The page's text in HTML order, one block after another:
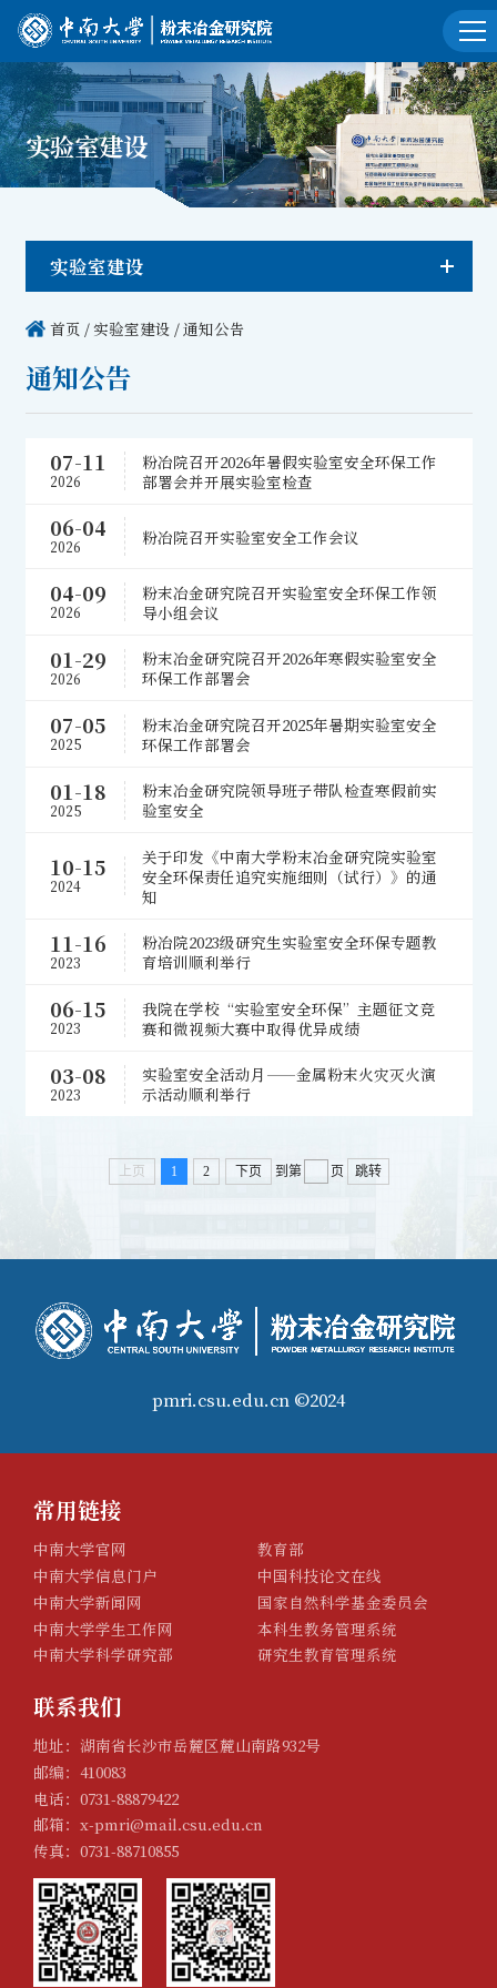
实验室建设
实验室建设
通知公告
首页 / 实验室建设 /通知公告
07-11
2026
粉冶院召开2026年暑假实验室安全环保工作
部署会并开展实验室检查
06-04
2026 粉冶院召开实验室安全工作会议
04-09
2026
粉末冶金研究院召开实验室安全环保工作领
导小组会议
01-29
2026
粉末冶金研究院召开2026年寒假实验室安全
环保工作部署会
07-05
2025
粉末冶金研究院召开2025年暑期实验室安全
环保工作部署会
01-18
2025
粉末冶金研究院领导班子带队检查寒假前实
验室安全
10-15
2024
关于印发《中南大学粉末冶金研究院实验室
安全环保责任追究实施细则（试行）》的通
知
11-16
2023
粉冶院2023级研究生实验室安全环保专题教
育培训顺利举行
06-15
2023
我院在学校“实验室安全环保”主题征文竞
赛和微视频大赛中取得优异成绩
03-08
2023
实验室安全活动月——金属粉末火灾灭火演
示活动顺利举行
上页 1 2 下页 到第 页 跳转
pmri.csu.edu.cn ©2024
常用链接
中南大学官网
中南大学信息门户
中南大学新闻网
中南大学学生工作网
中南大学科学研究部
教育部
中国科技论文在线
国家自然科学基金委员会
本科生教务管理系统
研究生教育管理系统
联系我们
地址：湖南省长沙市岳麓区麓山南路932号
邮编：410083
电话：0731-88879422
邮箱：x-pmri@mail.csu.edu.cn
传真：0731-88710855